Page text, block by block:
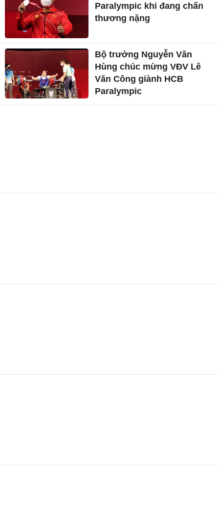
Paralympic khi đang chấn
thương nặng
Bộ trưởng Nguyễn Văn
Hùng chúc mừng VĐV Lê
Văn Công giành HCB
Paralympic